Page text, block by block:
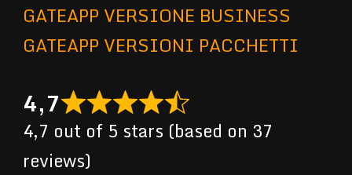
GATEAPP VERSIONE BUSINESS
GATEAPP VERSIONI PACCHETTI
4,7
4,7 out of 5 stars (based on 37
reviews)